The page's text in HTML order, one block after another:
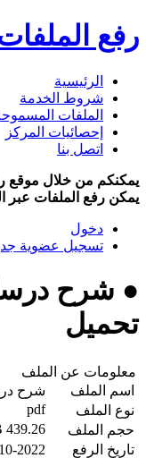
رفع
الرئيسية
شروط الخدمة
الملفات
إحصائيات المركز
اتصل بنا
يمكنكم من خلال موقع
يمكن رفع الملفات عبر
دخول
تسجيل عضوية
● شرح
تحميل
معلومات عن الملف
اسم الملف
شرح
نوع الملف
pdf
حجم الملف
439.26 KB
تاريخ الرفع
11-10-2022